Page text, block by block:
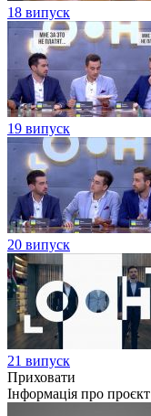
18 випуск
19 випуск
20 випуск
21 випуск
Приховати
Інформація про проєкт